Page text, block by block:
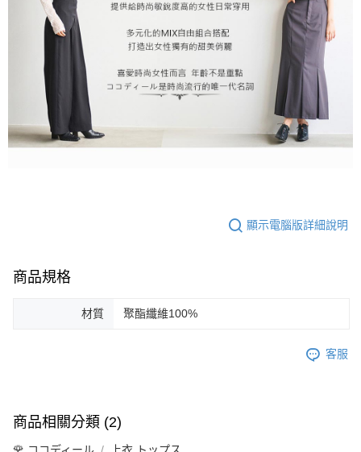
顯示電腦版詳細說明
商品規格
材質 聚酯纖維100%
客服
商品相關分類 (2)